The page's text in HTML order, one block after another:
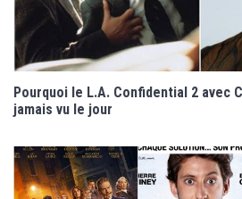
Pourquoi le L.A. Confidential 2 avec
jamais vu le jour